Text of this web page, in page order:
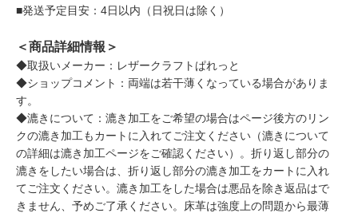
■発送予定目安：4日以内（日祝日は除く）
＜商品詳細情報＞
◆取扱いメーカー：レザークラフトぱれっと
◆ショップコメント：両端は若干薄くなっている場合がありま
す。
◆漉きについて：漉き加工をご希望の場合はページ後方のリン
クの漉き加工もカートに入れてご注文ください（漉きについて
の詳細は漉き加工ページをご確認ください）。折り返し部分の
漉きをしたい場合は、折り返し部分の漉き加工をカートに入れ
てご注文ください。漉き加工をした場合は悪品を除き返品はで
きません、予めご了承ください。床革は強度上の問題から最薄